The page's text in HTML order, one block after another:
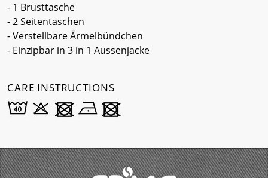
- 1 Brusttasche
- 2 Seitentaschen
- Verstellbare Ärmelbündchen
- Einzipbar in 3 in 1 Aussenjacke
CARE INSTRUCTIONS